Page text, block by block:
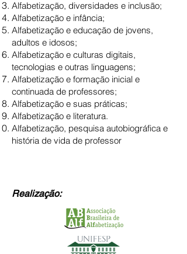
Alfabetização, diversidades e inclusão;
Alfabetização e infância;
Alfabetização e educação de jovens,
adultos e idosos;
Alfabetização e culturas digitais,
tecnologias e outras linguagens;
Alfabetização e formação inicial e
continuada de professores;
Alfabetização e suas práticas;
Alfabetização e literatura.
Alfabetização, pesquisa autobiográfica e
história de vida de professor
Realização: